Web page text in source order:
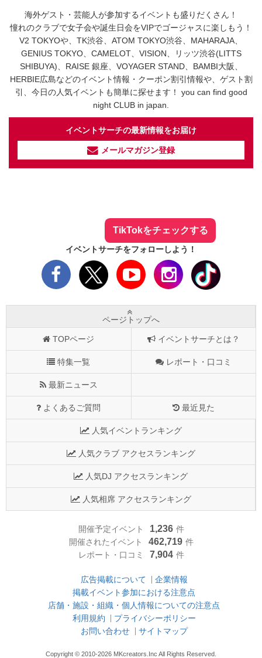
海外ゲスト・芸能人が参加するイベントも盛りだくさん！
憧れのクラブで女子会や誕生日会をVIPでゴージャスに楽しもう！
V2 TOKYOや、TK渋谷、ATOM TOKYO渋谷、MAHARAJA、
GENIUS TOKYO、CAMELOT、VISION、リッツ渋谷(LITTS
SHIBUYA)、RAISE 銀座、VOYAGER STAND、BAMBI大阪、
HERBIE広島などのイベント情報・クーポン割引情報や、ゲスト割
引、今日の人気イベントも簡単に探せます！ you can find good
night CLUB in japan.
イベントサーチの最新情報をお届け
メールマガジン登録
TikTokをチェックする
イベントサーチをフォローしよう！
ページトップへ
TOPページ イベントサーチとは？
特集一覧 レポート・口コミ
最新ニュース
よくあるご質問 最近見た
人気イベントランキング
人気クラブ アクセスランキング
人気DJ アクセスランキング
人気相席 アクセスランキング
開催予定イベント 1,236 件
開催されたイベント
462,719 件
レポート・口コミ
7,904 件
広告掲載について
企業情報
掲載イベント参加における注意点
店舗・施設・組織・個人情報についての注意点
利用規約
プライバシーポリシー
お問い合わせ
サイトマップ
Copyright © 2010-2026 MKcreators.Inc All Rights Reserved.